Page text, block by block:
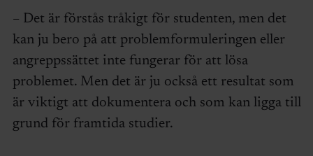
– Det är förstås tråkigt för studenten, men det
kan ju bero på att problemformuleringen eller
angreppssättet inte fungerar för att lösa
problemet. Men det är ju också ett resultat som
är viktigt att dokumentera och som kan ligga till
grund för framtida studier.